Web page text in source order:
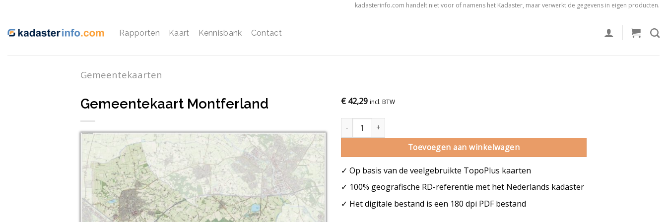
inhoud
kadasterinfo.com handelt niet voor of namens het Kadaster, maar verwerkt de gegevens in eigen producten.
Rapporten Kaart Kennisbank Contact
Gemeentekaarten
Gemeentekaart Montferland € 42,29 incl. BTW
Gemeentekaart Montferland aantal
Toevoegen aan winkelwagen
✓ Op basis van de veelgebruikte TopoPlus kaarten
✓ 100% geografische RD-referentie met het Nederlands kadaster
✓ Het digitale bestand is een 180 dpi PDF bestand